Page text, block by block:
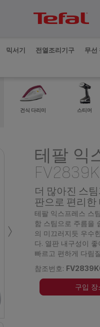
믹서기 전열조리기구 무선
건식 다리미 스티머
›
테팔 익
더 많아진 스
판으로 편리한
테팔 익스프레스 스
함 스팀으로 주름을
의 미끄러지듯 우수
다. 열판 내구성이
빠르고 편하게 다림
참조번호:
구입 장